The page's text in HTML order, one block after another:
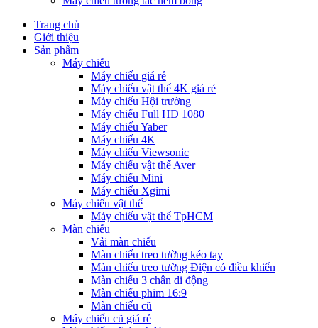
Trang chủ
Giới thiệu
Sản phẩm
Máy chiếu
Máy chiếu giá rẻ
Máy chiếu vật thể 4K giá rẻ
Máy chiếu Hội trường
Máy chiếu Full HD 1080
Máy chiếu Yaber
Máy chiếu 4K
Máy chiếu Viewsonic
Máy chiếu vật thể Aver
Máy chiếu Mini
Máy chiếu Xgimi
Máy chiếu vật thể
Máy chiếu vật thể TpHCM
Màn chiếu
Vải màn chiếu
Màn chiếu treo tường kéo tay
Màn chiếu treo tường Điện có điều khiển
Màn chiếu 3 chân di động
Màn chiếu phim 16:9
Màn chiếu cũ
Máy chiếu cũ giá rẻ